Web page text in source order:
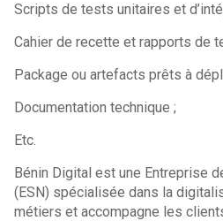
Scripts de tests unitaires et
Cahier de recette et rapports de
Package ou artefacts prêts à
Documentation technique ;
Etc.
Bénin Digital est une Entreprise
(ESN) spécialisée dans la
métiers et accompagne les